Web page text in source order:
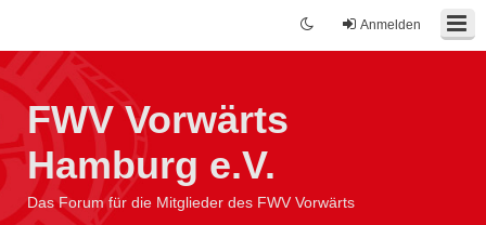
Anmelden
FWV Vorwärts
Hamburg e.V.
Das Forum für die Mitglieder des FWV Vorwärts